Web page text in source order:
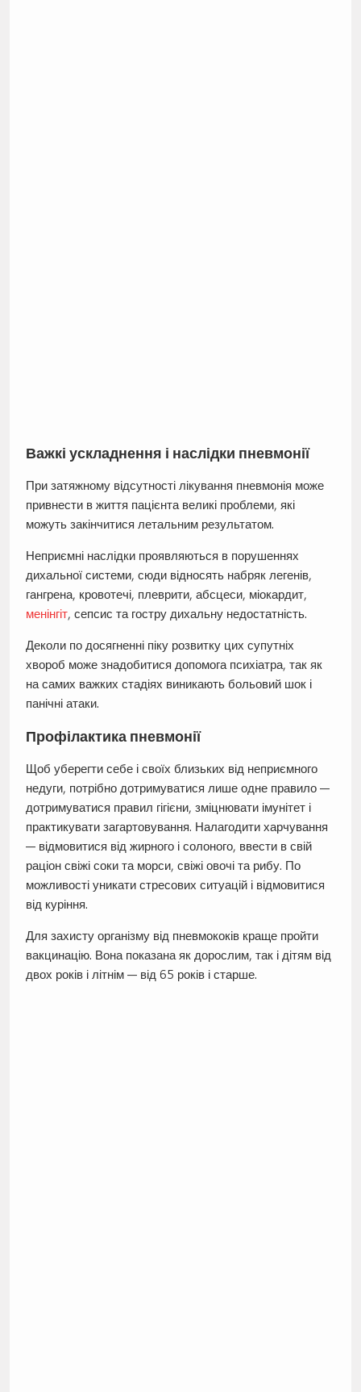
Важкі ускладнення і наслідки пневмонії
При затяжному відсутності лікування пневмонія може
привнести в життя пацієнта великі проблеми, які
можуть закінчитися летальним результатом.
Неприємні наслідки проявляються в порушеннях
дихальної системи, сюди відносять набряк легенів,
гангрена, кровотечі, плеврити, абсцеси, міокардит,
менінгіт, сепсис та гостру дихальну недостатність.
Деколи по досягненні піку розвитку цих супутніх
хвороб може знадобитися допомога психіатра, так як
на самих важких стадіях виникають больовий шок і
панічні атаки.
Профілактика пневмонії
Щоб уберегти себе і своїх близьких від неприємного
недуги, потрібно дотримуватися лише одне правило —
дотримуватися правил гігієни, зміцнювати імунітет і
практикувати загартовування. Налагодити харчування
— відмовитися від жирного і солоного, ввести в свій
раціон свіжі соки та морси, свіжі овочі та рибу. По
можливості уникати стресових ситуацій і відмовитися
від куріння.
Для захисту організму від пневмококів краще пройти
вакцинацію. Вона показана як дорослим, так і дітям від
двох років і літнім — від 65 років і старше.